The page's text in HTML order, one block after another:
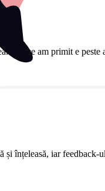
Dar ce am primit e
înțeleasă, iar